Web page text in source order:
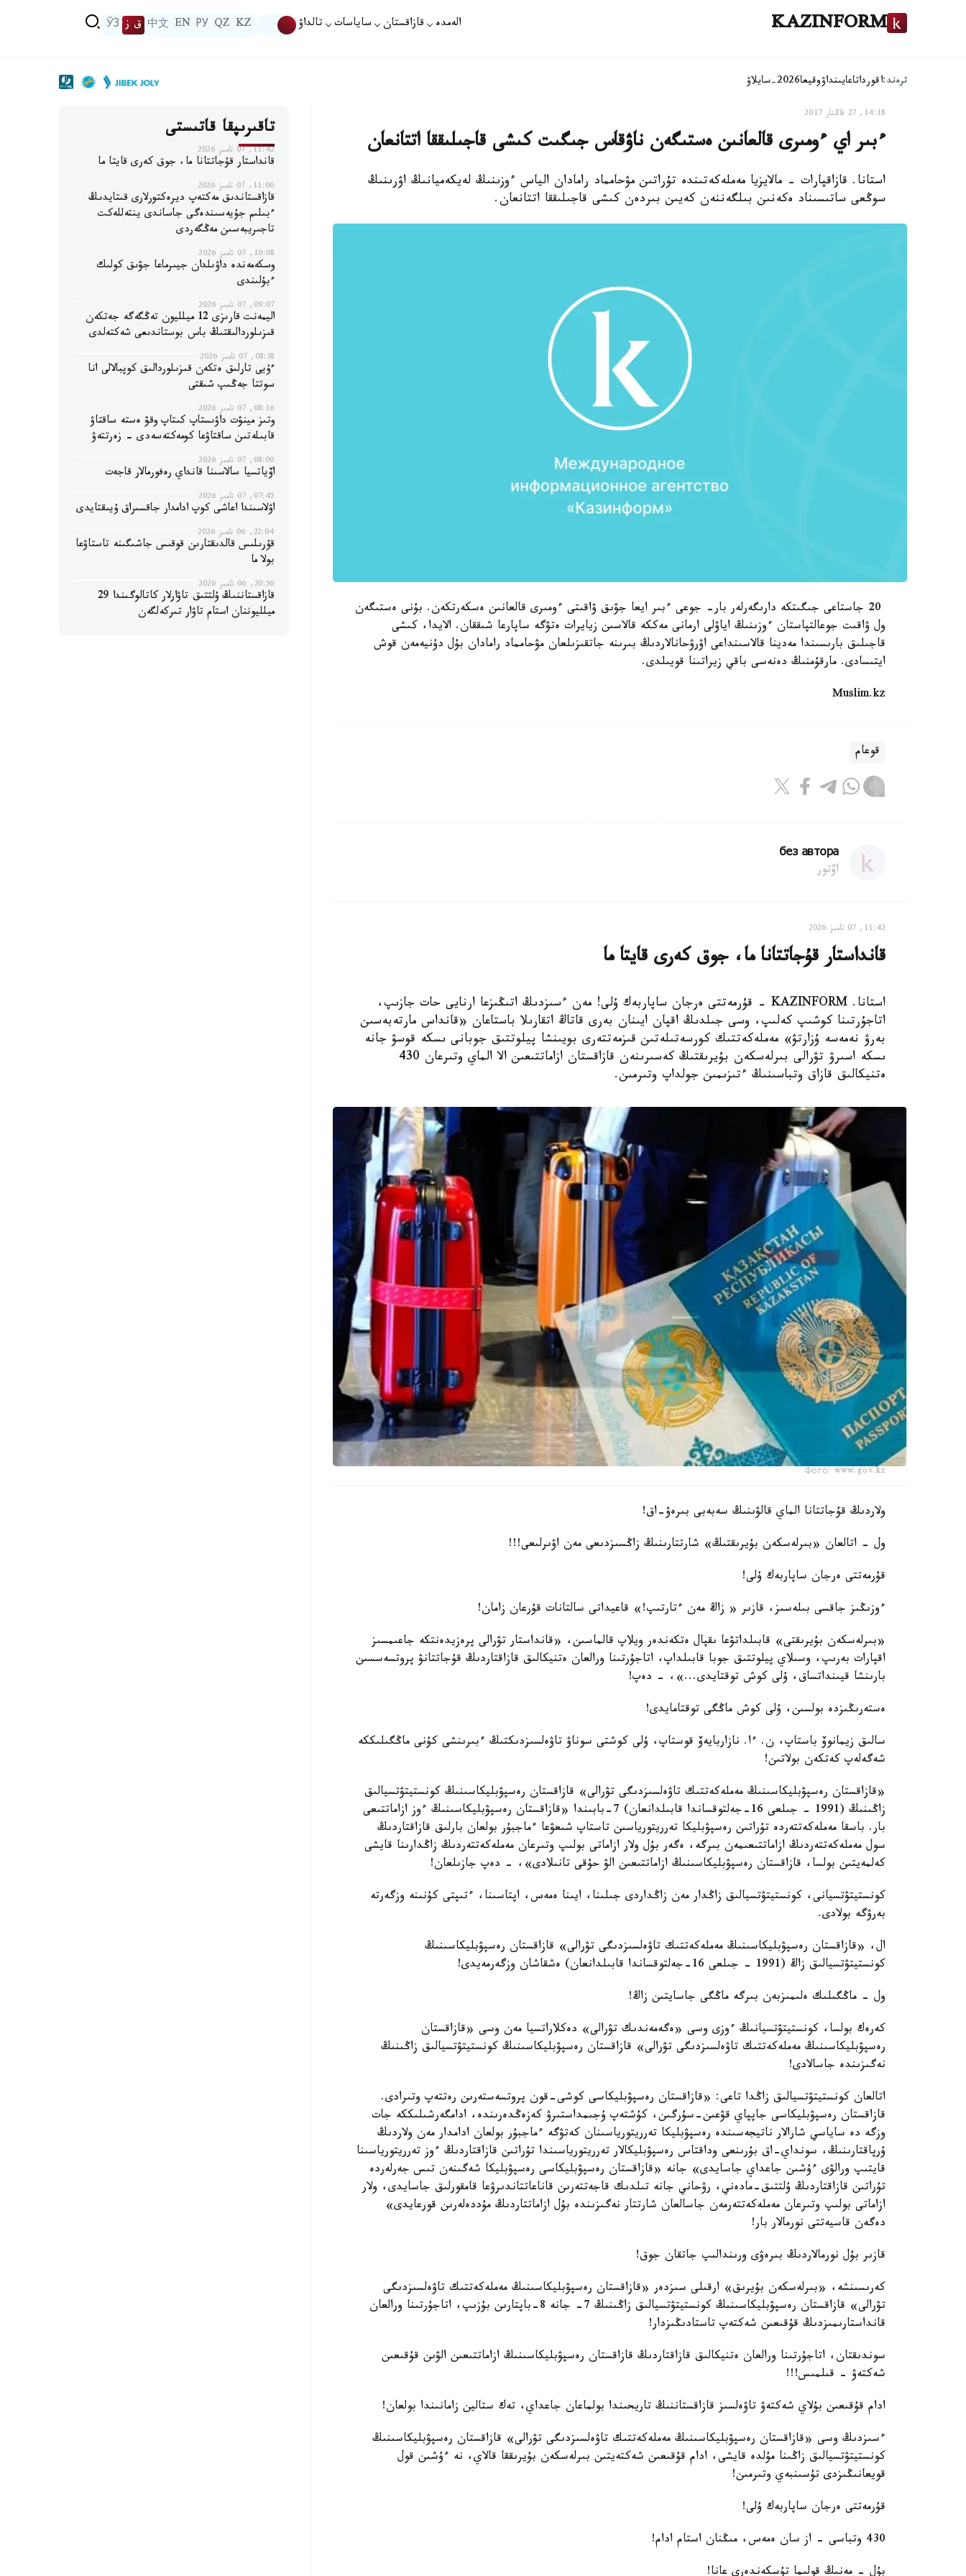
KAZINFORM الەمدە قازاقستان ساياسات تالداۋ KZ
QZ
РУ
EN
中文 ق ز ЎЗ
ترەند:اقورداتاعايىنداۋوقيعا2026-سايلاۋ
14:18, 27 قاڭتار 2017
ءبىر اي ءومىرى قالعانىن ەستىگەن ناۋقاس جىگىت كىشى قاجىلىققا اتتانعان
استانا. قازاقپارات - مالايزيا مەملەكەتىندە تۇراتىن مۋحامماد رامادان الياس ءوزىنىڭ لەيكەميانىڭ اۋرىنىڭ
سوڭعى ساتىسىناد ەكەنىن بىلگەننەن كەيىن بىردەن كىشى قاجىلىققا اتتانعان.
20 جاستاعى جىگىتكە دارىگەرلەر بار- جوعى ءبىر ايعا جۋىق ۋاقىتى ءومىرى قالعانىن ەسكەرتكەن. بۇنى ەستىگەن
ول ۋاقىت جوعالتپاستان ءوزىنىڭ اياۋلى ارمانى مەككە قالاسىن زيايرات ەتۋگە ساپارعا شىققان. الايدا، كىشى
قاجىلىق بارىسىندا مەدينا قالاسىنداعى اۋرۋحانالاردىڭ بىرىنە جاتقىزىلعان مۋحامماد رامادان بۇل دۇنيەمەن قوش
ايتىسادى. مارقۇمنىڭ دەنەسى باقي زيراتىنا قويىلدى.
Muslim.kz
قوعام
без автора
اۆتور
11:42, 07 تامىز 2026
قانداستار قۇجاتتانا ما، جوق كەرى قايتا ما
استانا. KAZINFORM - قۇرمەتتى ەرجان ساپاربەك ۇلى! مەن ءسىزدىڭ اتىڭىزعا ارنايى حات جازىپ،
اتاجۇرتىنا كوشىپ كەلىپ، وسى جىلدىڭ اقپان ايىنان بەرى قاتاڭ اتقارىلا باستاعان «قانداس مارتەبەسىن
بەرۋ نەمەسە ۇزارتۋ» مەملەكەتتىك كورسەتىلەتىن قىزمەتتەرى بويىنشا پيلوتتىق جوبانى ىسكە قوسۋ جانە
ىسكە اسىرۋ تۋرالى بىرلەسكەن بۇيرىقتىڭ كەسىرىنەن قازاقستان ازاماتتىعىن الا الماي وتىرعان 430
ەتنيكالىق قازاق وتباسىنىڭ ءتىزىمىن جولداپ وتىرمىن.
Фото: www.gov.kz
ولاردىڭ قۇجاتتانا الماي قالۋىنىڭ سەبەبى بىرەۋ-اق!
ول - اتالعان «بىرلەسكەن بۇيرىقتىڭ» شارتتارىنىڭ زاڭسىزدىعى مەن اۋىرلىعى!!!
قۇرمەتتى ەرجان ساپاربەك ۇلى!
ءوزىڭىز جاقسى بىلەسىز، قازىر « زاڭ مەن ءتارتىپ!» قاعيداتى سالتانات قۇرعان زامان!
«بىرلەسكەن بۇيرىقتى» قابىلداتۋعا ىقپال ەتكەندەر ويلاپ قالماسىن، «قانداستار تۋرالى پرەزيدەنتكە جاعىمسىز
اقپارات بەرىپ، وسىلاي پيلوتتىق جوبا قابىلداپ، اتاجۇرتىنا ورالعان ەتنيكالىق قازاقتاردىڭ قۇجاتتانۋ پروتسەسسىن
بارىنشا قيىنداتساق، ۇلى كوش توقتايدى...»، - دەپ!
ەستەرىڭىزدە بولسىن، ۇلى كوش ماڭگى توقتامايدى!
سالىق زيمانوۆ باستاپ، ن. ءا. نازاربايەۆ قوستاپ، ۇلى كوشتى سوناۋ تاۋەلسىزدىكتىڭ ءبىرىنشى كۇنى ماڭگىلىككە
شەگەلەپ كەتكەن بولاتىن!
«قازاقستان رەسپۋبليكاسىنىڭ مەملەكەتتىك تاۋەلسىزدىگى تۋرالى» قازاقستان رەسپۋبليكاسىنىڭ كونستيتۋتسيالىق
زاڭىنىڭ (1991 - جىلعى 16-جەلتوقساندا قابىلدانعان) 7-بابىندا «قازاقستان رەسپۋبليكاسىنىڭ ءوز ازاماتتىعى
بار. باسقا مەملەكەتتەردە تۇراتىن رەسپۋبليكا تەرريتورياسىن تاستاپ شىعۋعا ءماجبۇر بولعان بارلىق قازاقتاردىڭ
سول مەملەكەتتەردىڭ ازاماتتىعىمەن بىرگە، ەگەر بۇل ولار ازاماتى بولىپ وتىرعان مەملەكەتتەردىڭ زاڭدارىنا قايشى
كەلمەيتىن بولسا، قازاقستان رەسپۋبليكاسىنىڭ ازاماتتىعىن الۋ حۇقى تانىلادى»، - دەپ جازىلعان!
كونستيتۋتسيانى، كونستيتۋتسيالىق زاڭدار مەن زاڭداردى جىلىنا، ايىنا ەمەس، اپتاسىنا، ءتىپتى كۇنىنە وزگەرتە
بەرۋگە بولادى.
ال، «قازاقستان رەسپۋبليكاسىنىڭ مەملەكەتتىك تاۋەلسىزدىگى تۋرالى» قازاقستان رەسپۋبليكاسىنىڭ
كونستيتۋتسيالىق زاڭ (1991 - جىلعى 16-جەلتوقساندا قابىلدانعان) ەشقاشان وزگەرمەيدى!
ول - ماڭگىلىك ەلىمىزبەن بىرگە ماڭگى جاسايتىن زاڭ!
كەرەك بولسا، كونستيتۋتسيانىڭ ءوزى وسى «ەگەمەندىك تۋرالى» دەكلاراتسيا مەن وسى «قازاقستان
رەسپۋبليكاسىنىڭ مەملەكەتتىك تاۋەلسىزدىگى تۋرالى» قازاقستان رەسپۋبليكاسىنىڭ كونستيتۋتسيالىق زاڭىنىڭ
نەگىزىندە جاسالادى!
اتالعان كونستيتۋتسيالىق زاڭدا تاعى: «قازاقستان رەسپۋبليكاسى كوشى-قون پروتسەستەرىن رەتتەپ وتىرادى.
قازاقستان رەسپۋبليكاسى جاپپاي قۋعىن-سۇرگىن، كۇشتەپ ۇجىمداستىرۋ كەزەڭدەرىندە، ادامگەرشىلىككە جات
وزگە دە ساياسي شارالار ناتيجەسىندە رەسپۋبليكا تەرريتورياسىنان كەتۋگە ءماجبۇر بولعان ادامدار مەن ولاردىڭ
ۇرپاقتارىنىڭ، سونداي-اق بۇرىنعى وداقتاس رەسپۋبليكالار تەرريتورياسىندا تۇراتىن قازاقتاردىڭ ءوز تەرريتورياسىنا
قايتىپ ورالۋى ءۇشىن جاعداي جاسايدى» جانە «قازاقستان رەسپۋبليكاسى رەسپۋبليكا شەگىنەن تىس جەرلەردە
تۇراتىن قازاقتاردىڭ ۇلتتىق-مادەني، رۋحاني جانە تىلدىك قاجەتتەرىن قاناعاتتاندىرۋعا قامقورلىق جاسايدى، ولار
ازاماتى بولىپ وتىرعان مەملەكەتتەرمەن جاسالعان شارتتار نەگىزىندە بۇل ازاماتتاردىڭ مۇددەلەرىن قورعايدى»
دەگەن قاسيەتتى نورمالار بار!
قازىر بۇل نورمالاردىڭ بىرەۋى ورىندالىپ جاتقان جوق!
كەرىسىنشە، «بىرلەسكەن بۇيرىق» ارقىلى سىزدەر «قازاقستان رەسپۋبليكاسىنىڭ مەملەكەتتىك تاۋەلسىزدىگى
تۋرالى» قازاقستان رەسپۋبليكاسىنىڭ كونستيتۋتسيالىق زاڭىنىڭ 7- جانە 8-باپتارىن بۇزىپ، اتاجۇرتىنا ورالعان
قانداستارىمىزدىڭ قۇقىعىن شەكتەپ تاستادىڭىزدار!
سوندىقتان، اتاجۇرتىنا ورالعان ەتنيكالىق قازاقتاردىڭ قازاقستان رەسپۋبليكاسىنىڭ ازاماتتىعىن الۋىن قۇقىعىن
شەكتەۋ - قىلمىس!!!
ادام قۇقىعىن بۇلاي شەكتەۋ تاۋەلسىز قازاقستاننىڭ تاريحىندا بولماعان جاعداي، تەك ستالين زامانىندا بولعان!
ءسىزدىڭ وسى «قازاقستان رەسپۋبليكاسىنىڭ مەملەكەتتىك تاۋەلسىزدىگى تۋرالى» قازاقستان رەسپۋبليكاسىنىڭ
كونستيتۋتسيالىق زاڭىنا مۇلدە قايشى، ادام قۇقىعىن شەكتەيتىن بىرلەسكەن بۇيرىققا قالاي، نە ءۇشىن قول
قويعانىڭىزدى تۇسىنبەي وتىرمىن!
قۇرمەتتى ەرجان ساپاربەك ۇلى!
430 وتباسى - از سان ەمەس، مىڭنان استام ادام!
بۇل - مەنىڭ قولىما تۇسكەندەرى عانا!
تاقىرىپقا قاتىستى
11:42, 07 تامىز 2026
قانداستار قۇجاتتانا ما، جوق كەرى قايتا ما
11:06, 07 تامىز 2026
قازاقستاندىق مەكتەپ ديرەكتورلارى قىتايدىڭ
ءبىلىم جۇيەسىندەگى جاساندى ينتەللەكت
تاجىريبەسىن مەڭگەردى
10:08, 07 تامىز 2026
وسكەمەندە داۋىلدان جيىرماعا جۋىق كولىك
ءبۇلىندى
09:07, 07 تامىز 2026
اليمەنت قارىزى 12 ميلليون تەڭگەگە جەتكەن
قىزىلوردالىقتىڭ باس بوستاندىعى شەكتەلدى
08:38, 07 تامىز 2026
ءۇيى تارلىق ەتكەن قىزىلوردالىق كوپبالالى انا
سوتتا جەڭىپ شىقتى
08:16, 07 تامىز 2026
وتىز مينۋت داۋىستاپ كىتاپ وقۋ ەستە ساقتاۋ
قابىلەتىن ساقتاۋعا كومەكتەسەدى - زەرتتەۋ
08:00, 07 تامىز 2026
اۆياتسيا سالاسىنا قانداي رەفورمالار قاجەت
07:45, 07 تامىز 2026
اۋلاسىندا اعاشى كوپ ادامدار جاقسىراق ۇيىقتايدى
22:04, 06 تامىز 2026
قۇرىلىس قالدىقتارىن قوقىس جاشىگىنە تاستاۋعا
بولا ما
20:56, 06 تامىز 2026
قازاقستاننىڭ ۇلتتىق تاۋارلار كاتالوگىندا 29
ميلليوننان استام تاۋار تىركەلگەن